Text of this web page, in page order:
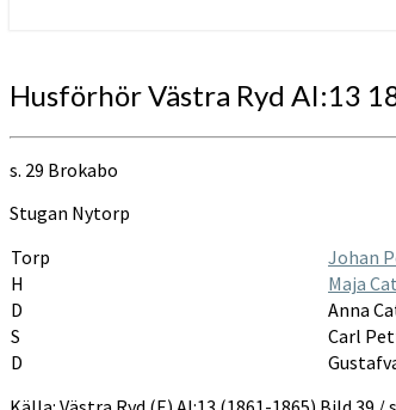
Husförhör
Västra
Ryd
AI:13
1861-
1865
Husförhör Västra Ryd AI:13
s. 29 Brokabo
Stugan Nytorp
Torp
Johan
H
Maja
D
Anna
S
Carl
D